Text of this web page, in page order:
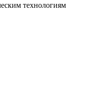
технологиям